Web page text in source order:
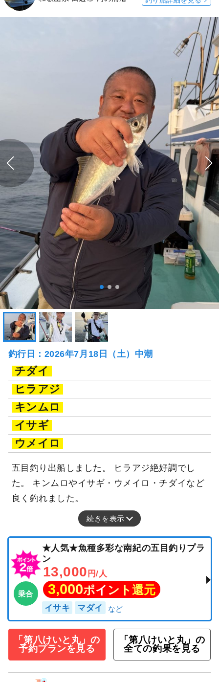
釣行日：2026年7月18日（土）中潮
チダイ
ヒラアジ
キンムロ
イサギ
ウメイロ
五目釣り出船しました。 ヒラアジ絶好調でし
た。 キンムロやイサギ・ウメイロ・チダイなど
良く釣れました。
続きを表示
乗合
★人気★魚種多彩な南紀の五目釣りプラ
ン
13,000 円/人
3,000ポイント還元
イサキ マダイ
「第八けいと丸」の
予約プランを見る
「第八けいと丸」の
全ての釣果を見る